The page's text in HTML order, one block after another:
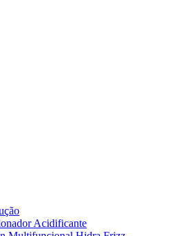
Acidificante